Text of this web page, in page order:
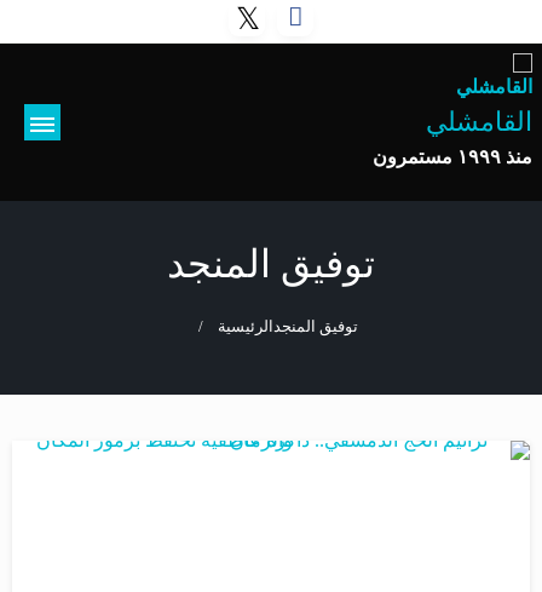
إلى
المحتوى
القامشلي
منذ ١٩٩٩ مستمرون
توفيق المنجد
الرئيسية توفيق المنجد